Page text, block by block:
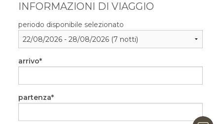
INFORMAZIONI DI VIAGGIO
periodo disponibile selezionato
arrivo
partenza